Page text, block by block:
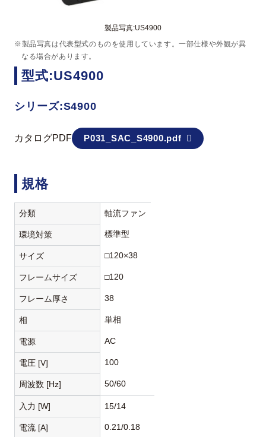
製品写真:US4900
※製品写真は代表型式のものを使用しています。一部仕様や外観が異
なる場合があります。
型式:US4900
シリーズ:S4900
カタログPDF P031_SAC_S4900.pdf
規格
分類 軸流ファン
環境対策 標準型
サイズ □120×38
フレームサイズ □120
フレーム厚さ 38
相 単相
電源 AC
電圧 [V] 100
周波数 [Hz] 50/60
入力 [W] 15/14
電流 [A] 0.21/0.18